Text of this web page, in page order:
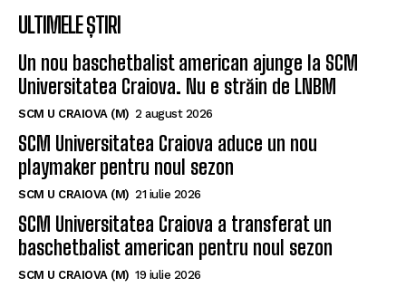
ULTIMELE ȘTIRI
Un nou baschetbalist american ajunge la SCM
Universitatea Craiova. Nu e străin de LNBM
SCM U CRAIOVA (M) 2 august 2026
SCM Universitatea Craiova aduce un nou
playmaker pentru noul sezon
SCM U CRAIOVA (M) 21 iulie 2026
SCM Universitatea Craiova a transferat un
baschetbalist american pentru noul sezon
SCM U CRAIOVA (M) 19 iulie 2026